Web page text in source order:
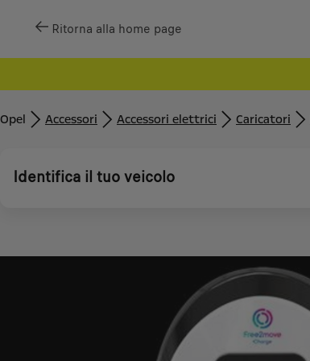
Ritorna alla home page
Opel Accessori Accessori elettrici Caricatori
Identifica il tuo veicolo